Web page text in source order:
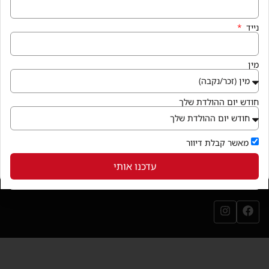
איך מגיעים
קניון פרנדלי גן יבנה, המגינים 56
חנייה במקום ללא עלות
בואו לבקר
(נפתח בחלון חדש)
שירותי הקניון
עקבו אחרינו
עמוד הפייסבוק שלנו (נפתח בחלון חדש)
עמוד האינסטגרם שלנו (נפתח בחלון חדש)
נייד
מין
חודש יום ההולדת שלך
מאשר קבלת דיוור
עדכנו אותי